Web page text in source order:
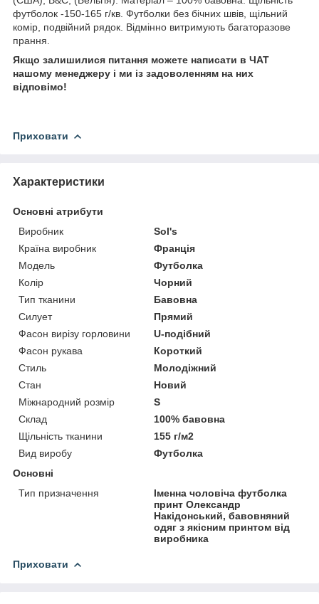
футболок -150-165 г/кв. Футболки без бічних швів, щільний
комір, подвійний рядок. Відмінно витримують багаторазове
прання.
Якщо залишилися питання можете написати в ЧАТ
нашому менеджеру і ми із задоволенням на них
відповімо!
Приховати
Характеристики
Основні атрибути
Виробник
Sol's
Країна виробник
Франція
Модель
Футболка
Колір
Чорний
Тип тканини
Бавовна
Силует
Прямий
Фасон вирізу горловини
U-подібний
Фасон рукава
Короткий
Стиль
Молодіжний
Стан
Новий
Міжнародний розмір
S
Склад
100% бавовна
Щільність тканини
155 г/м2
Вид виробу
Футболка
Основні
Тип призначення
Іменна чоловіча футболка
принт Олександр
Накідонський, бавовняний
одяг з якісним принтом від
виробника
Приховати